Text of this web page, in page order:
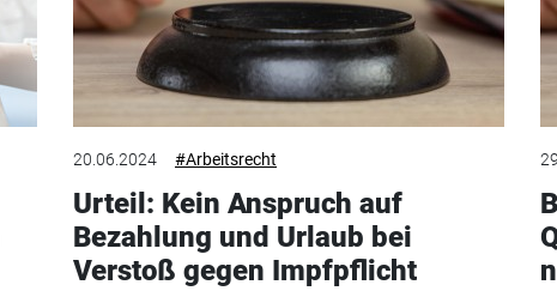
20.06.2024 #Arbeitsrecht
Urteil: Kein Anspruch auf
Bezahlung und Urlaub bei
Verstoß gegen Impfpflicht